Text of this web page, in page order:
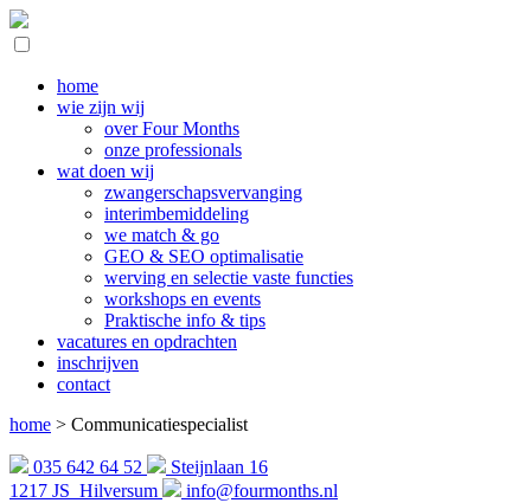
home
wie zijn wij
over Four Months
onze professionals
wat doen wij
zwangerschapsvervanging
interimbemiddeling
we match & go
GEO & SEO optimalisatie
werving en selectie vaste functies
workshops en events
Praktische info & tips
vacatures en opdrachten
inschrijven
contact
home > Communicatiespecialist
035 642 64 52
Steijnlaan 16
1217 JS Hilversum
info@fourmonths.nl